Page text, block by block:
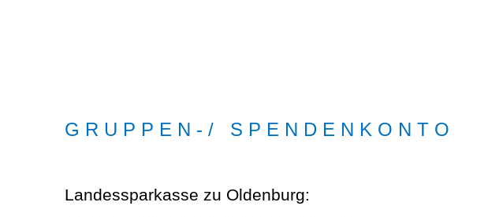
G R U P P E N - / S P E N D E N K O N T O
Landessparkasse zu Oldenburg: